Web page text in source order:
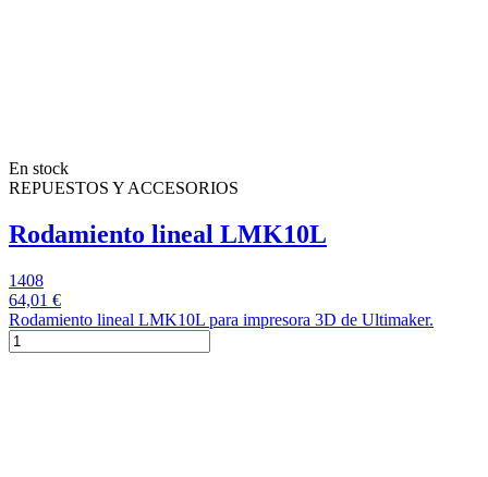
En stock
REPUESTOS Y ACCESORIOS
Rodamiento lineal LMK10L
1408
64,01 €
Rodamiento lineal LMK10L para impresora 3D de Ultimaker.